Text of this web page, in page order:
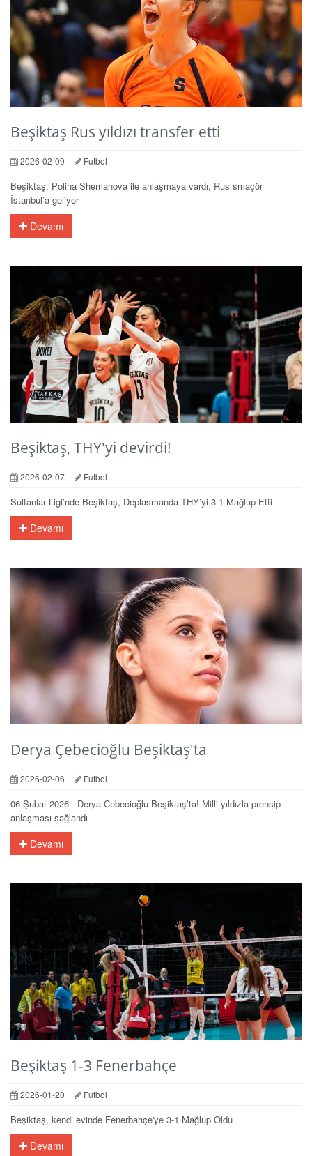
Beşiktaş Rus yıldızı transfer etti
2026-02-09 Futbol
Beşiktaş, Polina Shemanova ile anlaşmaya vardı, Rus smaçör
İstanbul’a geliyor
Devamı
Beşiktaş, THY'yi devirdi!
2026-02-07 Futbol
Sultanlar Ligi’nde Beşiktaş, Deplasmanda THY’yi 3-1 Mağlup Etti
Devamı
Derya Çebecioğlu Beşiktaş'ta
2026-02-06 Futbol
06 Şubat 2026 - Derya Cebecioğlu Beşiktaş’ta! Milli yıldızla prensip
anlaşması sağlandı
Devamı
Beşiktaş 1-3 Fenerbahçe
2026-01-20 Futbol
Beşiktaş, kendi evinde Fenerbahçe'ye 3-1 Mağlup Oldu
Devamı